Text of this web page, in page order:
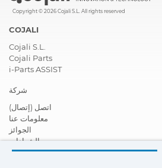
Copyright © 2026 Cojali S.L. All rights reserved
COJALI
Cojali S.L.
Cojali Parts
i-Parts ASSIST
شركة
اتصل (إتصال)
معلومات عنا
الجوائز
الشهادات
المسؤولية الاجتماعية تجاه الشركات